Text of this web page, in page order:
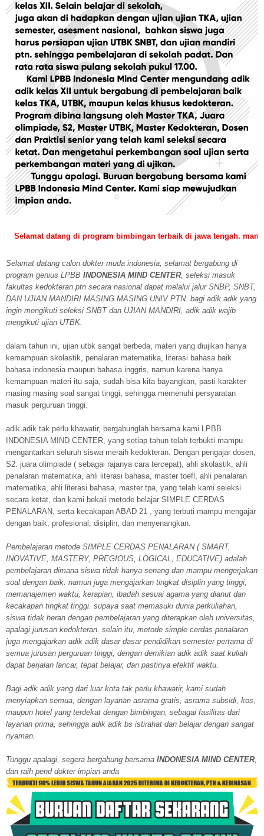
datang di program bimbingan terbaik di jawa tengah. mari
Selamat datang calon dokter muda indonesia, selamat bergabung di
program genius LPBB INDONESIA MIND CENTER, seleksi masuk
fakultas kedokteran ptn secara nasional dapat melalui jalur SNBP, SNBT,
DAN UJIAN MANDIRI MASING MASING UNIV PTN. bagi adik adik yang
ingin mengikuti seleksi SNBT dan UJIAN MANDIRI, adik adik wajib
mengikuti ujian UTBK.
dalam tahun ini, ujian utbk sangat berbeda, materi yang diujikan hanya
kemampuan skolastik, penalaran matematika, literasi bahasa baik
bahasa indonesia maupun bahasa inggris, namun karena hanya
kemampuan materi itu saja, sudah bisa kita bayangkan, pasti karakter
masing masing soal sangat tinggi, sehingga memenuhi persyaratan
masuk perguruan tinggi.
adik adik tak perlu khawatir, bergabunglah bersama kami LPBB
INDONESIA MIND CENTER, yang setiap tahun telah terbukti mampu
mengantarkan seluruh siswa meraih kedokteran. Dengan pengajar dosen,
S2. juara olimpiade ( sebagai rajanya cara tercepat), ahli skolastik, ahli
penalaran matematika, ahli literasi bahasa, master toefl, ahli penalaran
matematika, ahli literasi bahasa, master tpa, yang telah kami seleksi
secara ketat, dan kami bekali metode belajar SIMPLE CERDAS
PENALARAN, serta kecakapan ABAD 21 , yang terbuti mampu mengajar
dengan baik, profesional, disiplin, dan menyenangkan.
Pembelajaran metode SIMPLE CERDAS PENALARAN ( SMART,
INOVATIVE, MASTERY, PREGIOUS, LOGICAL, EDUCATIVE) adalah
pembelajaran dimana siswa tidak hanya senang dan mampu mengerjakan
soal dengan baik. namun juga mengajarkan tingkat disiplin yang tinggi,
memanajemen waktu, kerapian, ibadah sesuai agama yang dianut dan
kecakapan tingkat tinggi. supaya saat memasuki dunia perkuliahan,
siswa tidak heran dengan pembelajaran yang diterapkan oleh universitas,
apalagi jurusan kedokteran. selain itu, metode simple cerdas penalaran
juga mengajarkan adik adik dasar dasar pendidikan semester pertama di
semua jurusan perguruan tinggi, dengan demikian adik adik saat kuliah
dapat berjalan lancar, tepat belajar, dan pastinya efektif waktu.
Bagi adik adik yang dari luar kota tak perlu khawatir, kami sudah
menyiapkan semua, dengan layanan asrama gratis, asrama subsidi, kos,
maupun hotel yang terdekat dengan bimbingan, sebagai fasilitas dari
layanan prima, sehingga adik adik bs istirahat dan belajar dengan sangat
nyaman.
Tunggu apalagi, segera bergabung bersama INDONESIA MIND CENTER,
dan raih pend dokter impian anda